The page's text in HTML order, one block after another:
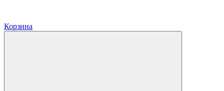
Корзина